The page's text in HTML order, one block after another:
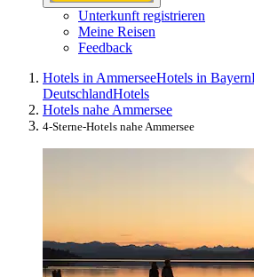
Unterkunft registrieren
Meine Reisen
Feedback
Hotels in AmmerseeHotels in Bayern
DeutschlandHotels
Hotels nahe Ammersee
4-Sterne-Hotels nahe Ammersee